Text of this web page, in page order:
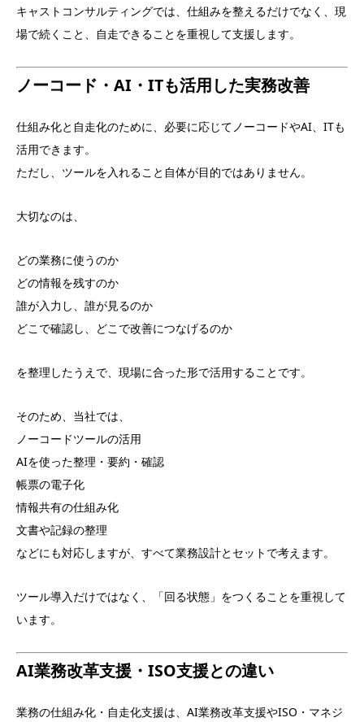
キャストコンサルティングでは、仕組みを整えるだけでなく、現
場で続くこと、自走できることを重視して支援します。
ノーコード・AI・ITも活用した実務改善
仕組み化と自走化のために、必要に応じてノーコードやAI、ITも
活用できます。
ただし、ツールを入れること自体が目的ではありません。
大切なのは、
どの業務に使うのか
どの情報を残すのか
誰が入力し、誰が見るのか
どこで確認し、どこで改善につなげるのか
を整理したうえで、現場に合った形で活用することです。
そのため、当社では、
ノーコードツールの活用
AIを使った整理・要約・確認
帳票の電子化
情報共有の仕組み化
文書や記録の整理
などにも対応しますが、すべて業務設計とセットで考えます。
ツール導入だけではなく、「回る状態」をつくることを重視して
います。
AI業務改革支援・ISO支援との違い
業務の仕組み化・自走化支援は、AI業務改革支援やISO・マネジ